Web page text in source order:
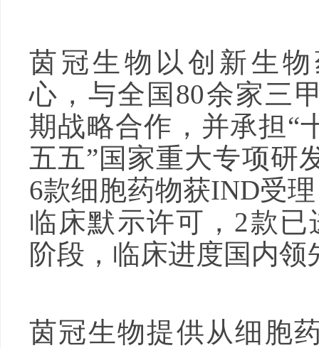
茵冠生物以创新生
心，与全国80余家三
期战略合作，并承担“
五五”国家重大专项研
6款细胞药物获IND受
临床默示许可，2款已
阶段，临床进度国内领
茵冠生物提供从细胞